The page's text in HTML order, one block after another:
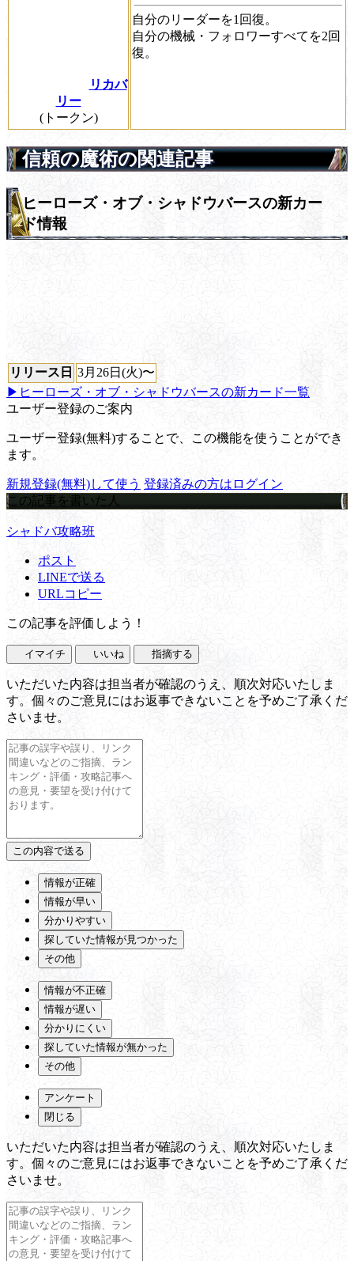
リカバ
リー
(トークン)
自分のリーダーを1回復。
自分の機械・フォロワーすべてを2回
復。
信頼の魔術の関連記事
ヒーローズ・オブ・シャドウバースの新カー
ド情報
リリース日 3月26日(火)〜
▶ヒーローズ・オブ・シャドウバースの新カード一覧
ユーザー登録のご案内
ユーザー登録(無料)することで、この機能を使うことができ
ます。
新規登録(無料)して使う 登録済みの方はログイン
この記事を書いた人
シャドバ攻略班
ポスト
LINEで送る
URLコピー
この記事を評価しよう！
イマイチ いいね 指摘する
いただいた内容は担当者が確認のうえ、順次対応いたしま
す。個々のご意見にはお返事できないことを予めご了承くだ
さいませ。
情報が正確
情報が早い
分かりやすい
探していた情報が見つかった
その他
情報が不正確
情報が遅い
分かりにくい
探していた情報が無かった
その他
アンケート
閉じる
いただいた内容は担当者が確認のうえ、順次対応いたしま
す。個々のご意見にはお返事できないことを予めご了承くだ
さいませ。